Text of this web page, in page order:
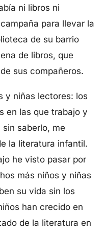
ni libros ni
para llevar la
de su barrio
de libros, que
sus compañeros.
y niñas lectores: los
en las que trabajo y
saberlo, me
la literatura infantil.
he visto pasar por
más niños y niñas
su vida sin los
han crecido en
de la literatura en